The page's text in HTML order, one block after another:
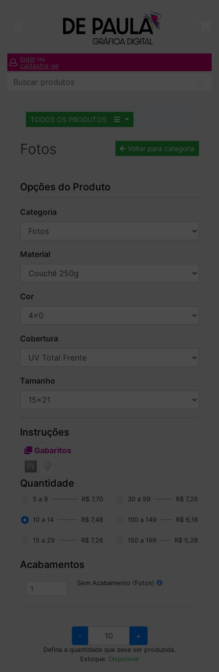
login ou
cadastre-se
TODOS OS PRODUTOS
Fotos Voltar para categoria
Opções do Produto
Categoria
Material
Cor
Cobertura
Tamanho
Instruções
Gabaritos
Quantidade
5 a 9 R$ 7,70 30 a 99 R$ 7,26
10 a 14 R$ 7,48 100 a 149 R$ 6,16
15 a 29 R$ 7,26 150 a 199 R$ 5,28
Acabamentos
Sem Acabamento (Fotos)
- +
Defina a quantidade que deve ser produzida.
Estoque: Disponível